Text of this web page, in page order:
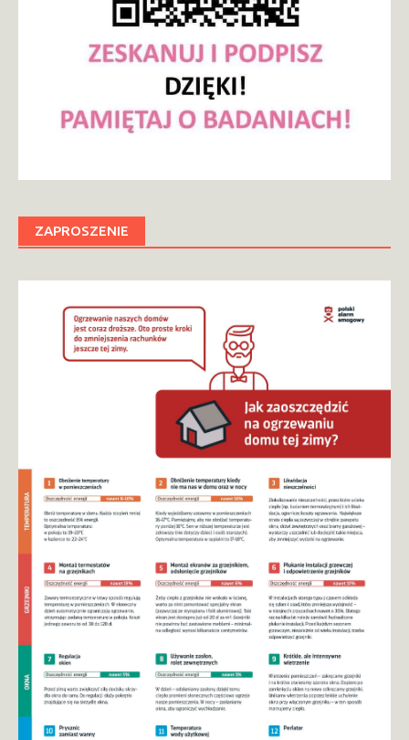
ZAPROSZENIE